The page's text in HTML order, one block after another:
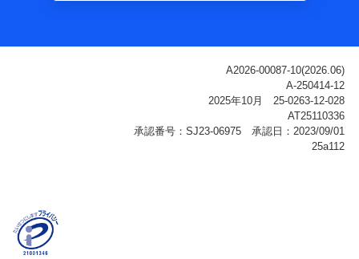
ご契約状態・ご利用履歴インターネット利用時の行動に
関する情報、アプリケーション利用時の行動に関する情
報、購入されたサービスや商品の名称・購入場所・決済
に関する情報、アンケートの回答に関する情報などが含
名、住所、生年月日、性別、保険契約者と被保険者の関
係、保険加入の目的、保険商品の内容、保険料、保険料
のお支払方法、車のメーカーや走行距離などの情報、建